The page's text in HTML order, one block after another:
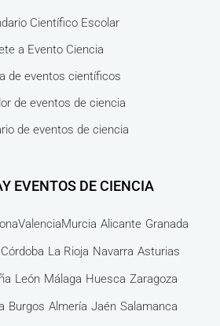
Científico Escolar
a Evento Ciencia
de eventos científicos
de eventos de ciencia
de eventos de ciencia
EVENTOS DE CIENCIA
ValenciaMurcia Alicante Granada
Córdoba La Rioja Navarra Asturias
León Málaga Huesca Zaragoza
Burgos Almería Jaén Salamanca